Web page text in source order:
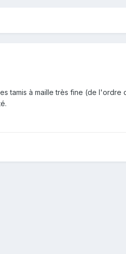
tamis à maille très fine (de l'ordre